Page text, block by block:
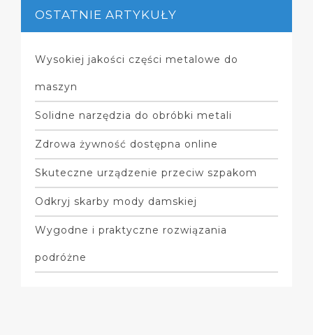
OSTATNIE ARTYKUŁY
Wysokiej jakości części metalowe do
maszyn
Solidne narzędzia do obróbki metali
Zdrowa żywność dostępna online
Skuteczne urządzenie przeciw szpakom
Odkryj skarby mody damskiej
Wygodne i praktyczne rozwiązania
podróżne